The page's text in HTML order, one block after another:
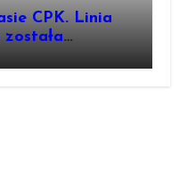
CPK. Linia